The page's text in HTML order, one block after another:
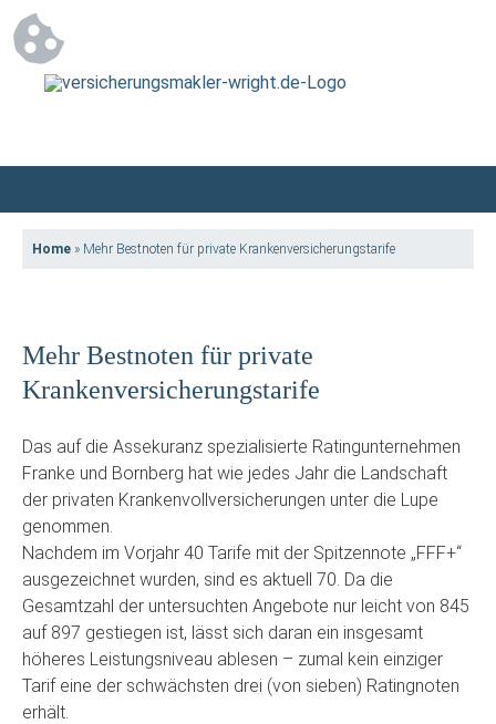
Home » Mehr Bestnoten für private Krankenversicherungstarife
Mehr Bestnoten für private
Krankenversicherungstarife
Das auf die Assekuranz spezialisierte Ratingunternehmen
Franke und Bornberg hat wie jedes Jahr die Landschaft
der privaten Krankenvollversicherungen unter die Lupe
genommen.
Nachdem im Vorjahr 40 Tarife mit der Spitzennote „FFF+“
ausgezeichnet wurden, sind es aktuell 70. Da die
Gesamtzahl der untersuchten Angebote nur leicht von 845
auf 897 gestiegen ist, lässt sich daran ein insgesamt
höheres Leistungsniveau ablesen – zumal kein einziger
Tarif eine der schwächsten drei (von sieben) Ratingnoten
erhält.